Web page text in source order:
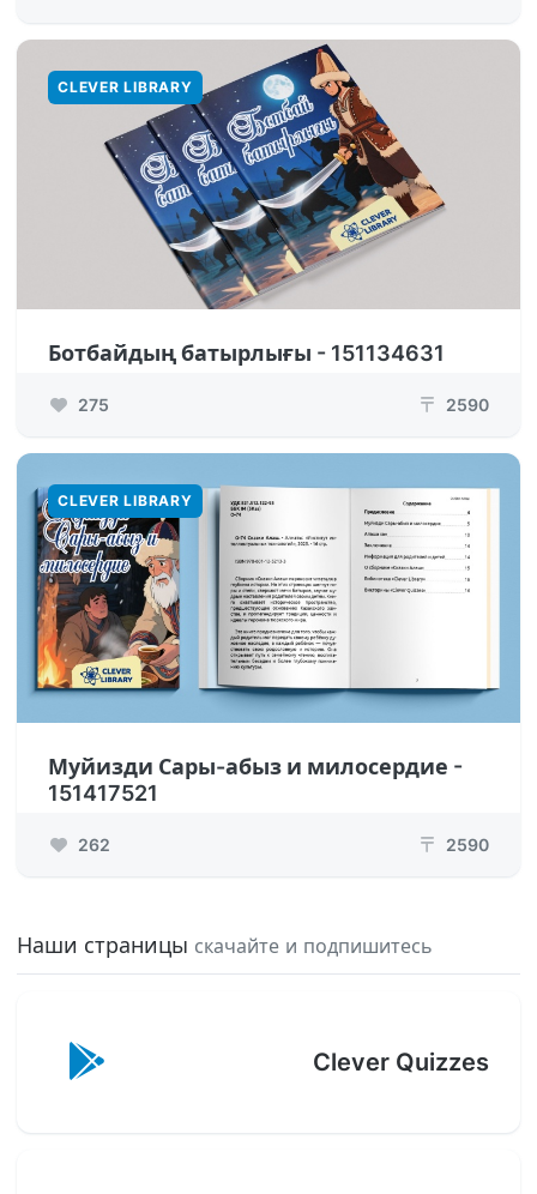
CLEVER LIBRARY
Ботбайдың батырлығы - 151134631
275 ₸ 2590
CLEVER LIBRARY
Муйизди Сары-абыз и милосердие -
151417521
262 ₸ 2590
Наши страницы скачайте и подпишитесь
Clever Quizzes